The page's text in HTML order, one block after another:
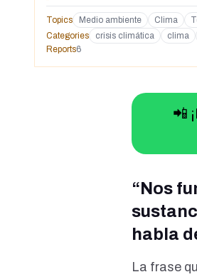
Topics Medio ambiente Clima
Categories
crisis climática clima
Reports6
📲
“Nos
habla
La frase